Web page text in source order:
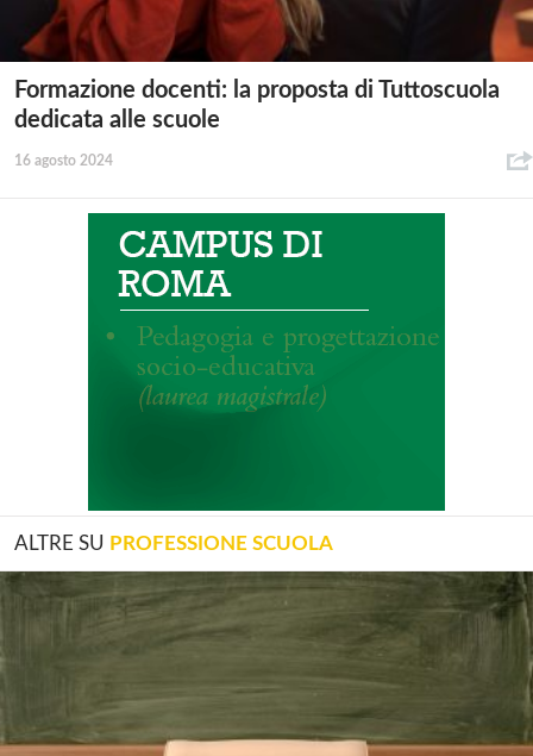
Formazione docenti: la proposta di Tuttoscuola
dedicata alle scuole
16 agosto 2024
ALTRE SU PROFESSIONE SCUOLA